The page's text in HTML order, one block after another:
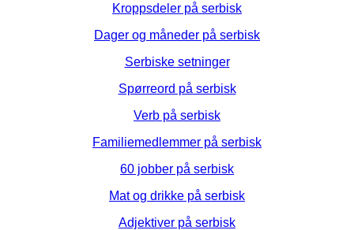
Kroppsdeler på serbisk
Dager og måneder på serbisk
Serbiske setninger
Spørreord på serbisk
Verb på serbisk
Familiemedlemmer på serbisk
60 jobber på serbisk
Mat og drikke på serbisk
Adjektiver på serbisk